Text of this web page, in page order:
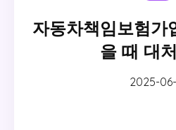
자동차책임보험가
을 때 대
2025-